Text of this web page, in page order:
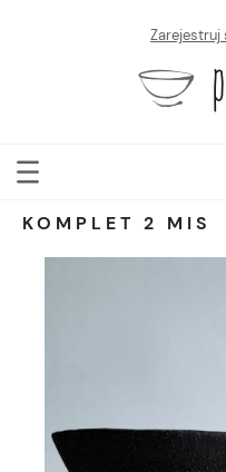
Zarejestruj
KOMPLET 2 MIS